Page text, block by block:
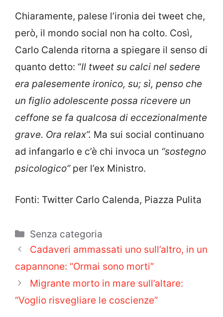
Chiaramente, palese l’ironia dei tweet che,
però, il mondo social non ha colto. Così,
Carlo Calenda ritorna a spiegare il senso di
quanto detto: “Il tweet su calci nel sedere
era palesemente ironico, su; sì, penso che
un figlio adolescente possa ricevere un
ceffone se fa qualcosa di eccezionalmente
grave. Ora relax”. Ma sui social continuano
ad infangarlo e c’è chi invoca un “sostegno
psicologico” per l’ex Ministro.
Fonti: Twitter Carlo Calenda, Piazza Pulita
Categorie
Senza categoria
Cadaveri ammassati uno sull’altro, in un
capannone: “Ormai sono morti”
Migrante morto in mare sull’altare:
“Voglio risvegliare le coscienze”